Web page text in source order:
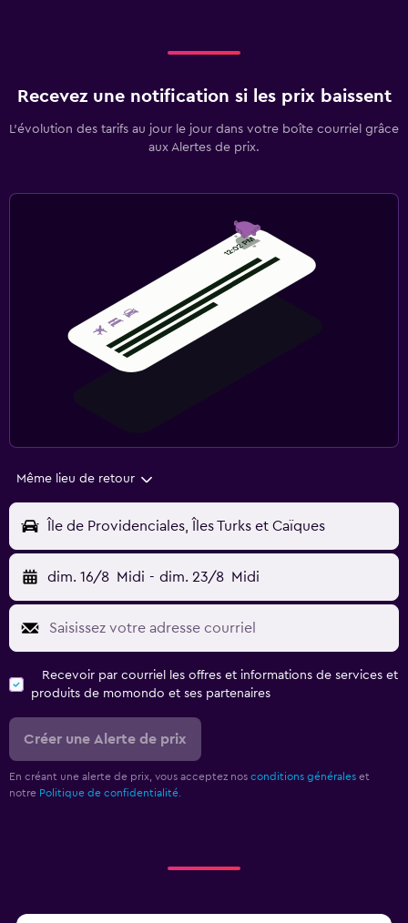
Recevez une notification si les prix baissent
L’évolution des tarifs au jour le jour dans votre boîte courriel grâce
aux Alertes de prix.
Même lieu de retour
Île de Providenciales, Îles Turks et Caïques
dim. 16/8 Midi - dim. 23/8 Midi
Recevoir par courriel les offres et informations de services et
produits de momondo et ses partenaires
Créer une Alerte de prix
En créant une alerte de prix, vous acceptez nos conditions générales et
notre Politique de confidentialité.